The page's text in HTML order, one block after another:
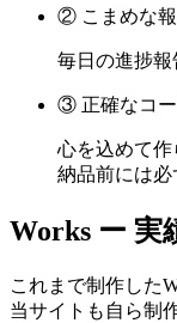
② こまめな
毎日の進捗
③ 正確なコ
心を込めて
納品前には
Works ー 実
これまで制作した
当サイトも自ら制